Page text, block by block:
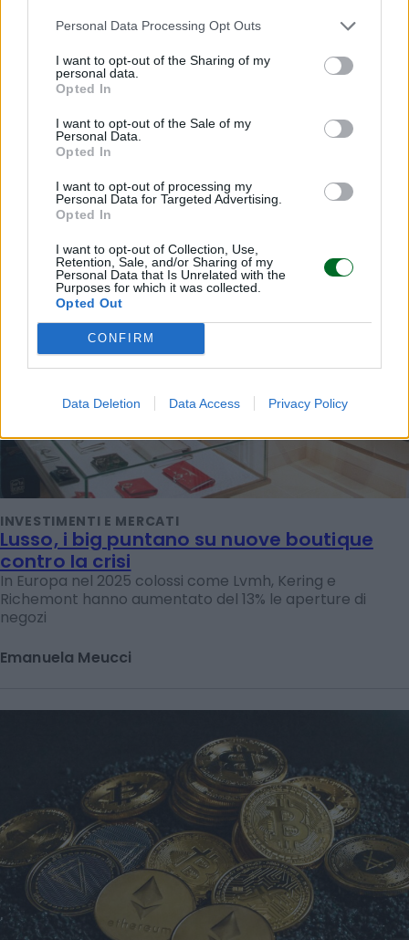
Personal Data Processing Opt Outs
I want to opt-out of the Sharing of my
personal data.
Opted In
I want to opt-out of the Sale of my
Personal Data.
Opted In
I want to opt-out of processing my
Personal Data for Targeted Advertising.
Opted In
I want to opt-out of Collection, Use,
Retention, Sale, and/or Sharing of my
Personal Data that Is Unrelated with the
Purposes for which it was collected.
Opted Out
CONFIRM
Data Deletion Data Access Privacy Policy
Rallentamento per tutta l'Eurozona
Emanuela Meucci
INVESTIMENTI E MERCATI
Lusso, i big puntano su nuove boutique
contro la crisi
In Europa nel 2025 colossi come Lvmh, Kering e
Richemont hanno aumentato del 13% le aperture di
negozi
Emanuela Meucci